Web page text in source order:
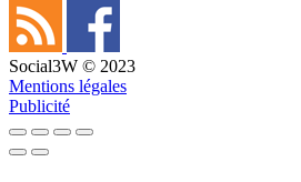
Social3W © 2023
Mentions légales
Publicité